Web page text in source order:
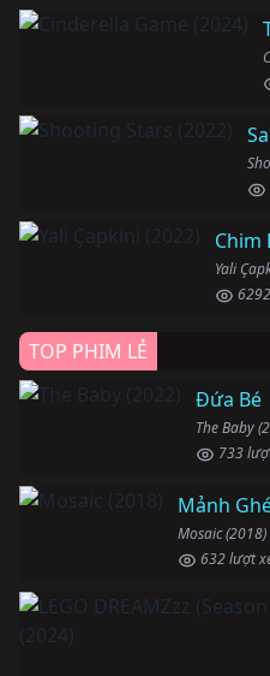
Chim
Yali
TOP PHIM LẺ
Đứa Bé
The Baby
733
Mảnh
Mosaic (2018)
632 lượt